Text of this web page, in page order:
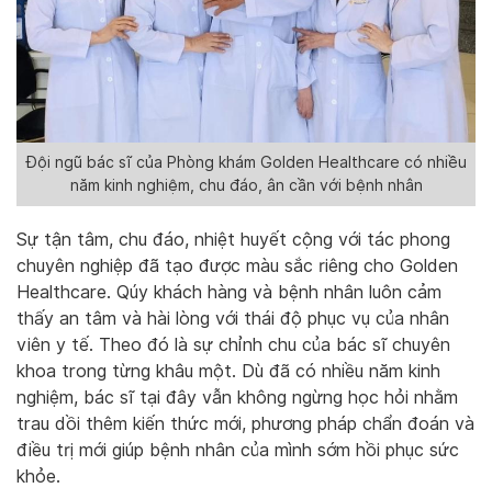
Đội ngũ bác sĩ của Phòng khám Golden Healthcare có nhiều
năm kinh nghiệm, chu đáo, ân cần với bệnh nhân
Sự tận tâm, chu đáo, nhiệt huyết cộng với tác phong
chuyên nghiệp đã tạo được màu sắc riêng cho Golden
Healthcare. Qúy khách hàng và bệnh nhân luôn cảm
thấy an tâm và hài lòng với thái độ phục vụ của nhân
viên y tế. Theo đó là sự chỉnh chu của bác sĩ chuyên
khoa trong từng khâu một. Dù đã có nhiều năm kinh
nghiệm, bác sĩ tại đây vẫn không ngừng học hỏi nhằm
trau dồi thêm kiến thức mới, phương pháp chẩn đoán và
điều trị mới giúp bệnh nhân của mình sớm hồi phục sức
khỏe.